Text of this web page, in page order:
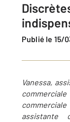
Publié le 15/
Vanessa,
assistante